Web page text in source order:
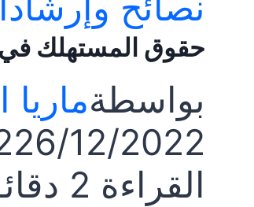
حقوق المستهلك في
بواسطةماريا
26/12/2022
القراءة